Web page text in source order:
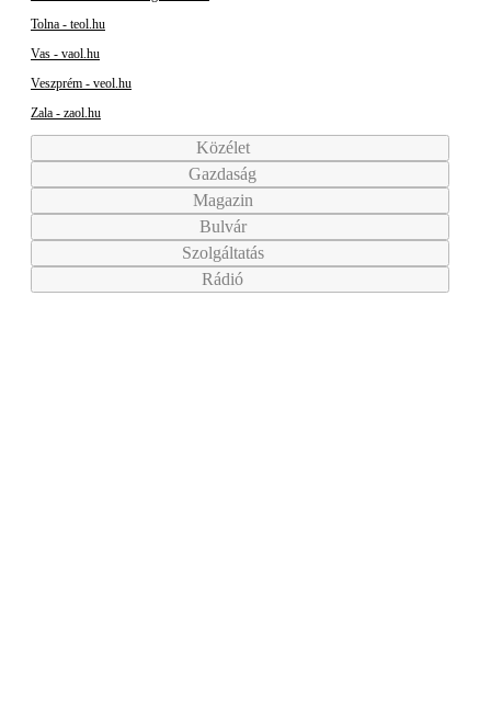
Tolna - teol.hu
Vas - vaol.hu
Veszprém - veol.hu
Zala - zaol.hu
Közélet
Gazdaság
Magazin
Bulvár
Szolgáltatás
Rádió